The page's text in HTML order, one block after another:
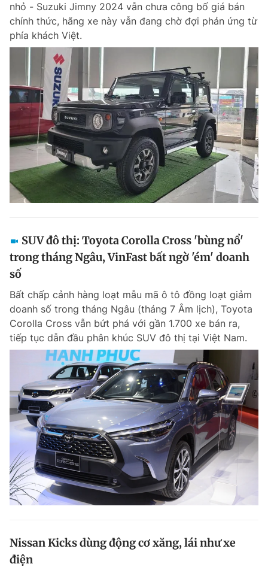
Giấy phép xuất bản số 110/GP - BTTTT cấp ngày 24.3.2020
© 2003-2026 Bản quyền thuộc về Báo Thanh Niên. Cấm sao chép
dưới mọi hình thức nếu không có sự chấp thuận bằng văn bản.
Phát triển bởi ePi Technologies, JSC.
nhỏ - Suzuki Jimny 2024 vẫn chưa công bố giá bán
chính thức, hãng xe này vẫn đang chờ đợi phản ứng từ
phía khách Việt.
SUV đô thị: Toyota Corolla Cross 'bùng nổ'
trong tháng Ngâu, VinFast bất ngờ 'ém' doanh
số
Bất chấp cảnh hàng loạt mẫu mã ô tô đồng loạt giảm
doanh số trong tháng Ngâu (tháng 7 Âm lịch), Toyota
Corolla Cross vẫn bứt phá với gần 1.700 xe bán ra,
tiếp tục dẫn đầu phân khúc SUV đô thị tại Việt Nam.
Nissan Kicks dùng động cơ xăng, lái như xe
điện